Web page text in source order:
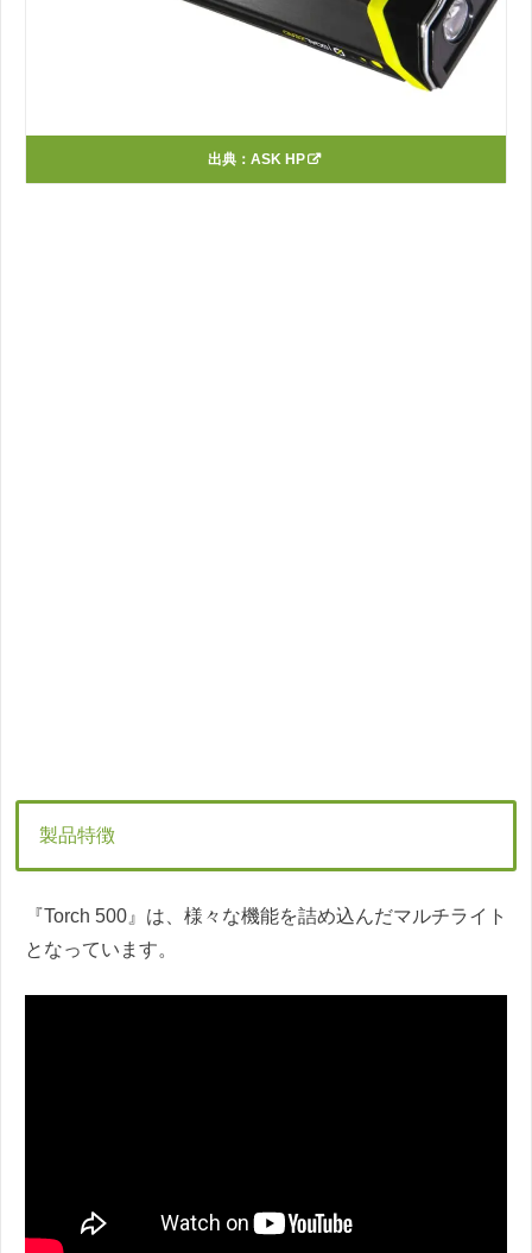
出典： ASK HP
製品特徴
『Torch 500』は、様々な機能を詰め込んだマルチライト
となっています。